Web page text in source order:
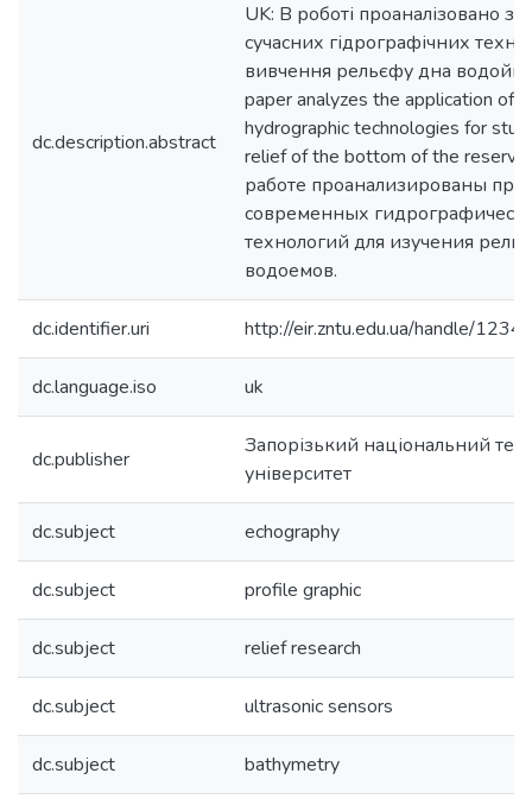
dc.description.abstract
UK: В роботі проаналізовано
сучасних гідрографічних
вивчення рельєфу дна водойм.
paper analyzes the application of
hydrographic technologies for
relief of the bottom of the
работе проанализированы
современных
технологий для изучения
водоемов.
dc.identifier.uri http://eir.zntu.edu.ua/handle/
dc.language.iso uk
dc.publisher
Запорізький національний
університет
dc.subject echography
dc.subject profile graphic
dc.subject relief research
dc.subject ultrasonic sensors
dc.subject bathymetry